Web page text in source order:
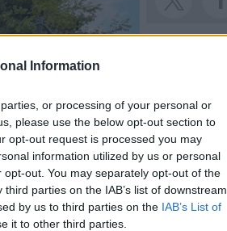
Information
or processing of your personal or
please use the below opt-out section to
opt-out request is processed you may
information utilized by us or personal
out. You may separately opt-out of the
parties on the IAB’s list of downstream
by us to third parties on the IAB’s List of
it to other third parties.